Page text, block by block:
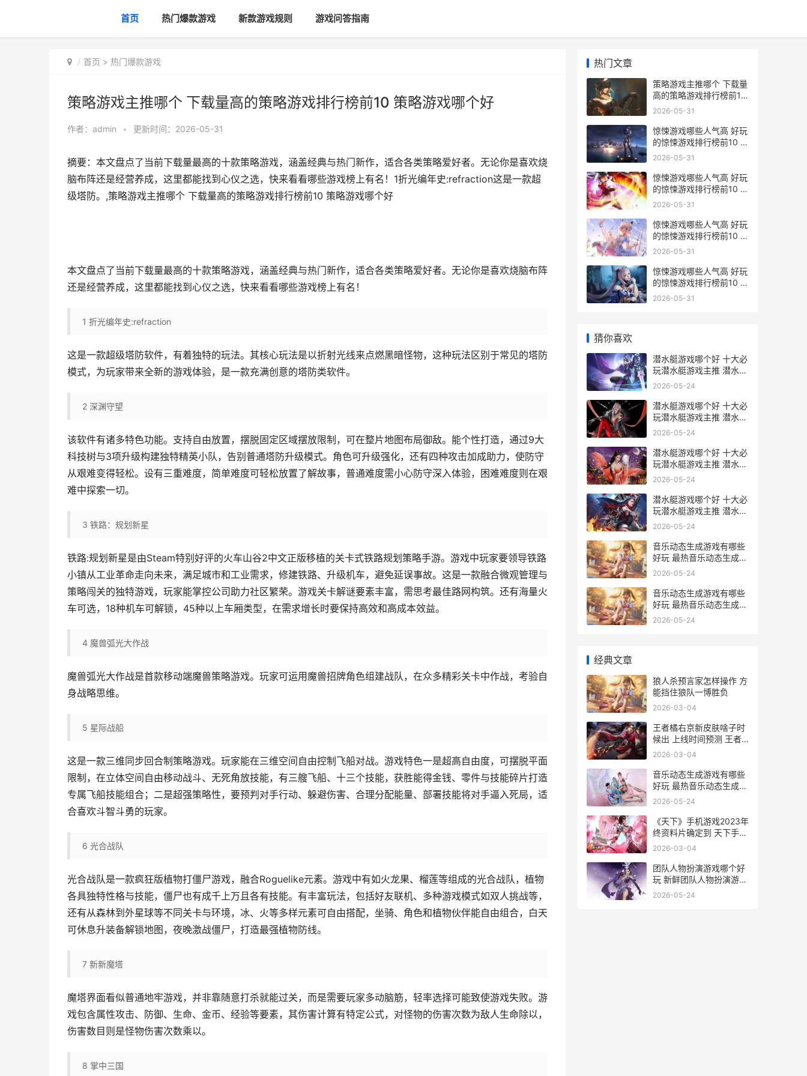
首页 热门爆款游戏 新款游戏规则 游戏问答指南
首页 > 热门爆款游戏
策略游戏主推哪个 下载量高的策略游戏排行榜前10 策略游戏哪个好
作者： admin • 更新时间：2026-05-31
摘要：本文盘点了当前下载量最高的十款策略游戏，涵盖经典与热门新作，适合各类策略爱好者。无论你是喜欢烧
脑布阵还是经营养成，这里都能找到心仪之选，快来看看哪些游戏榜上有名！1折光编年史:refraction这是一款超
级塔防。,策略游戏主推哪个 下载量高的策略游戏排行榜前10 策略游戏哪个好
本文盘点了当前下载量最高的十款策略游戏，涵盖经典与热门新作，适合各类策略爱好者。无论你是喜欢烧脑布阵
还是经营养成，这里都能找到心仪之选，快来看看哪些游戏榜上有名！
1 折光编年史:refraction
这是一款超级塔防软件，有着独特的玩法。其核心玩法是以折射光线来点燃黑暗怪物，这种玩法区别于常见的塔防
模式，为玩家带来全新的游戏体验，是一款充满创意的塔防类软件。
2 深渊守望
该软件有诸多特色功能。支持自由放置，摆脱固定区域摆放限制，可在整片地图布局御敌。能个性打造，通过9大
科技树与3项升级构建独特精英小队，告别普通塔防升级模式。角色可升级强化，还有四种攻击加成助力，使防守
从艰难变得轻松。设有三重难度，简单难度可轻松放置了解故事，普通难度需小心防守深入体验，困难难度则在艰
难中探索一切。
3 铁路：规划新星
铁路:规划新星是由Steam特别好评的火车山谷2中文正版移植的关卡式铁路规划策略手游。游戏中玩家要领导铁路
小镇从工业革命走向未来，满足城市和工业需求，修建铁路、升级机车，避免延误事故。这是一款融合微观管理与
策略闯关的独特游戏，玩家能掌控公司助力社区繁荣。游戏关卡解谜要素丰富，需思考最佳路网构筑。还有海量火
车可选，18种机车可解锁，45种以上车厢类型，在需求增长时要保持高效和高成本效益。
4 魔兽弧光大作战
魔兽弧光大作战是首款移动端魔兽策略游戏。玩家可运用魔兽招牌角色组建战队，在众多精彩关卡中作战，考验自
身战略思维。
5 星际战船
这是一款三维同步回合制策略游戏。玩家能在三维空间自由控制飞船对战。游戏特色一是超高自由度，可摆脱平面
限制，在立体空间自由移动战斗、无死角放技能，有三艘飞船、十三个技能，获胜能得金钱、零件与技能碎片打造
专属飞船技能组合；二是超强策略性，要预判对手行动、躲避伤害、合理分配能量、部署技能将对手逼入死局，适
合喜欢斗智斗勇的玩家。
6 光合战队
光合战队是一款疯狂版植物打僵尸游戏，融合Roguelike元素。游戏中有如火龙果、榴莲等组成的光合战队，植物
各具独特性格与技能，僵尸也有成千上万且各有技能。有丰富玩法，包括好友联机、多种游戏模式如双人挑战等，
还有从森林到外星球等不同关卡与环境，冰、火等多样元素可自由搭配，坐骑、角色和植物伙伴能自由组合，白天
可休息升装备解锁地图，夜晚激战僵尸，打造最强植物防线。
7 新新魔塔
魔塔界面看似普通地牢游戏，并非靠随意打杀就能过关，而是需要玩家多动脑筋，轻率选择可能致使游戏失败。游
戏包含属性攻击、防御、生命、金币、经验等要素，其伤害计算有特定公式，对怪物的伤害次数为敌人生命除以，
伤害数目则是怪物伤害次数乘以。
8 掌中三国
热门文章
策略游戏主推哪个 下载量
高的策略游戏排行榜前10
策略游戏哪个好
2026-05-31
惊悚游戏哪些人气高 好玩
的惊悚游戏排行榜前10 惊
悚游戏五大小说
2026-05-31
惊悚游戏哪些人气高 好玩
的惊悚游戏排行榜前10 惊
悚游戏哪些人在一起了
2026-05-31
惊悚游戏哪些人气高 好玩
的惊悚游戏排行榜前10 惊
悚游戏排行榜前十名
2026-05-31
惊悚游戏哪些人气高 好玩
的惊悚游戏排行榜前10 惊
悚游戏哪些人喜欢女主
2026-05-31
猜你喜欢
潜水艇游戏哪个好 十大必
玩潜水艇游戏主推 潜水艇
游戏是什么玩法
2026-05-24
潜水艇游戏哪个好 十大必
玩潜水艇游戏主推 潜水艇
手机游戏
2026-05-24
潜水艇游戏哪个好 十大必
玩潜水艇游戏主推 潜水艇
游戏是什么段子
2026-05-24
潜水艇游戏哪个好 十大必
玩潜水艇游戏主推 潜水艇
游戏哪个好玩
2026-05-24
音乐动态生成游戏有哪些
好玩 最热音乐动态生成游
戏主推 音乐动态图如何制
2026-05-24
音乐动态生成游戏有哪些
好玩 最热音乐动态生成游
戏主推 音乐动态软件
2026-05-24
经典文章
狼人杀预言家怎样操作 方
能挡住狼队一博胜负
2026-03-04
王者橘右京新皮肤啥子时
候出 上线时间预测 王者
橘右京的皮肤
2026-03-04
音乐动态生成游戏有哪些
好玩 最热音乐动态生成游
戏主推 音乐动态制作
2026-05-24
《天下》手机游戏2023年
终资料片确定到 天下手游
官网首页
2026-03-04
团队人物扮演游戏哪个好
玩 新鲜团队人物扮演游戏
排行榜前10 团队角色sh
2026-05-24